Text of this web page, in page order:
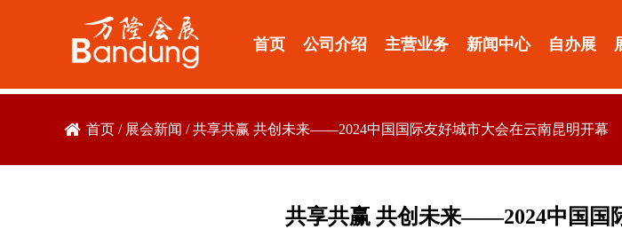
首页 公司介绍 主营业务 新闻中心 自办展
首页 / 展会新闻 /共享共赢 共创未来——2024中国国际友好城市大会在云南昆明开幕
共享共赢 共创未来——2024中国国